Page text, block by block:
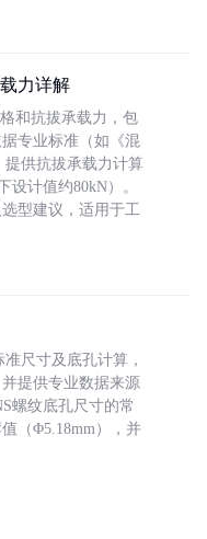
力详解
和抗拔承载力，包
专业标准（如《混
提供抗拔承载力计算
设计值约80kN）。
型建议，适用于工
尺寸及底孔计算，
提供专业数据来源
螺纹底孔尺寸的常
（Φ5.18mm），并